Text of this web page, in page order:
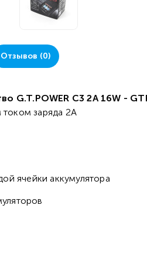
Отзывов (0)
G.T.POWER C3 2A 16W -
заряда 2А
ячейки аккумулятора